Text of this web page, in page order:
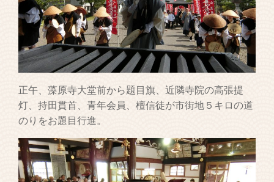
正午、藻原寺大堂前から題目旗、近隣寺院の高張提
灯、持田貫首、青年会員、檀信徒が市街地５キロの道
のりをお題目行進。